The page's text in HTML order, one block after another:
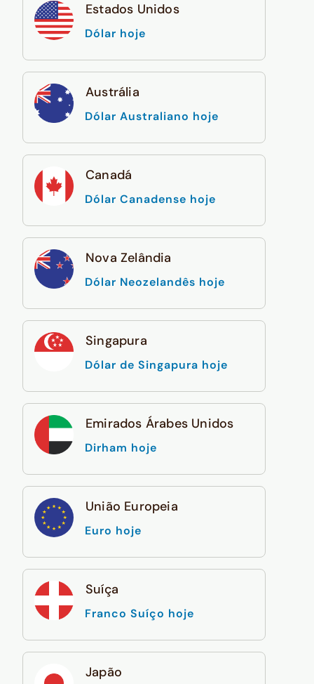
Estados Unidos
Dólar hoje
Austrália
Dólar Australiano hoje
Canadá
Dólar Canadense hoje
Nova Zelândia
Dólar Neozelandês hoje
Singapura
Dólar de Singapura hoje
Emirados Árabes Unidos
Dirham hoje
União Europeia
Euro hoje
Suíça
Franco Suíço hoje
Japão